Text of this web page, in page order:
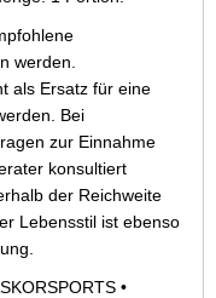
werden.
als Ersatz für eine
Bei
zur Einnahme
konsultiert
der Reichweite
Lebensstil ist ebenso
•